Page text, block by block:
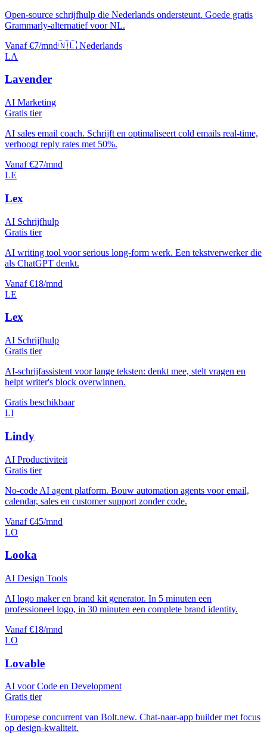
Open-source schrijfhulp die Nederlands ondersteunt. Goede gratis
Grammarly-alternatief voor NL.
Vanaf €7/mnd🇳🇱 Nederlands
LA
Lavender
AI Marketing
Gratis tier
AI sales email coach. Schrijft en optimaliseert cold emails real-time,
verhoogt reply rates met 50%.
Vanaf €27/mnd
LE
Lex
AI Schrijfhulp
Gratis tier
AI writing tool voor serious long-form werk. Een tekstverwerker die
als ChatGPT denkt.
Vanaf €18/mnd
LE
Lex
AI Schrijfhulp
Gratis tier
AI-schrijfassistent voor lange teksten: denkt mee, stelt vragen en
helpt writer's block overwinnen.
Gratis beschikbaar
LI
Lindy
AI Productiviteit
Gratis tier
No-code AI agent platform. Bouw automation agents voor email,
calendar, sales en customer support zonder code.
Vanaf €45/mnd
LO
Looka
AI Design Tools
AI logo maker en brand kit generator. In 5 minuten een
professioneel logo, in 30 minuten een complete brand identity.
Vanaf €18/mnd
LO
Lovable
AI voor Code en Development
Gratis tier
Europese concurrent van Bolt.new. Chat-naar-app builder met focus
op design-kwaliteit.